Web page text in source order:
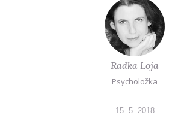
Radka Loja
Psycholožka
15. 5. 2018